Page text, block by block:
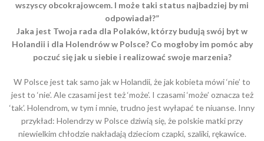
wszyscy obcokrajowcem. I może taki status najbadziej by mi
odpowiadał?”
Jaka jest Twoja rada dla Polaków, którzy budują swój byt w
Holandii i dla Holendrów w Polsce? Co mogłoby im pomóc aby
poczuć się jak u siebie i realizować swoje marzenia?
W Polsce jest tak samo jak w Holandii, że jak kobieta mówi ‘nie’ to
jest to ‘nie’. Ale czasami jest też ‘może’. I czasami ‘może’ oznacza też
‘tak’. Holendrom, w tym i mnie, trudno jest wyłapać te niuanse. Inny
przykład: Holendrzy w Polsce dziwią się, że polskie matki przy
niewielkim chłodzie nakładają dzieciom czapki, szaliki, rękawice.